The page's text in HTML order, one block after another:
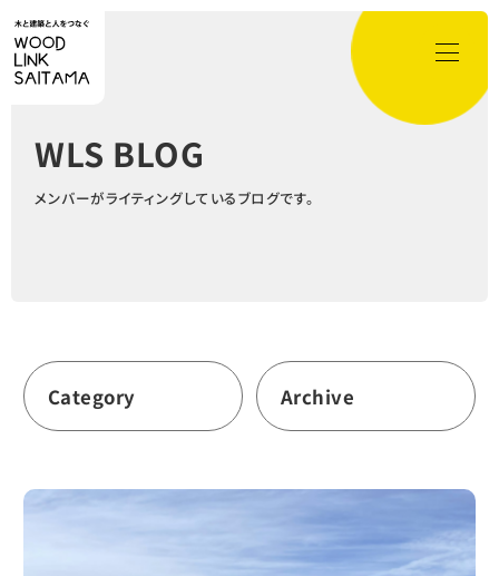
WLS BLOG
メンバーがライティングしているブログです。
Category
環境戦略
Archive